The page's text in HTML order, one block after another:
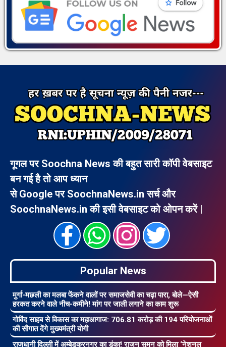
गूगल पर Soochna News की बहुत सारी कॉपी वेबसाइट
बन गई है तो आप ध्यान
से Google पर SoochnaNews.in सर्च और
SoochnaNews.in की इसी वेबसाइट को ओपन करें |
Popular News
मुर्गा-मछली का मलबा फेंकने वालों पर समाजसेवी का चढ़ा पारा, बोले—ऐसी
हरकत करने वाले नीच-कमीने! मांग पर जाली लगाने का काम शुरू
गोविंद साहब से विकास का महाआगाज: 706.81 करोड़ की 194 परियोजनाओं
की सौगात देंगे मुख्यमंत्री योगी
राजधानी दिल्ली में अम्बेडकरनगर का डंका! राजन सुमन को मिला ‘नेशनल